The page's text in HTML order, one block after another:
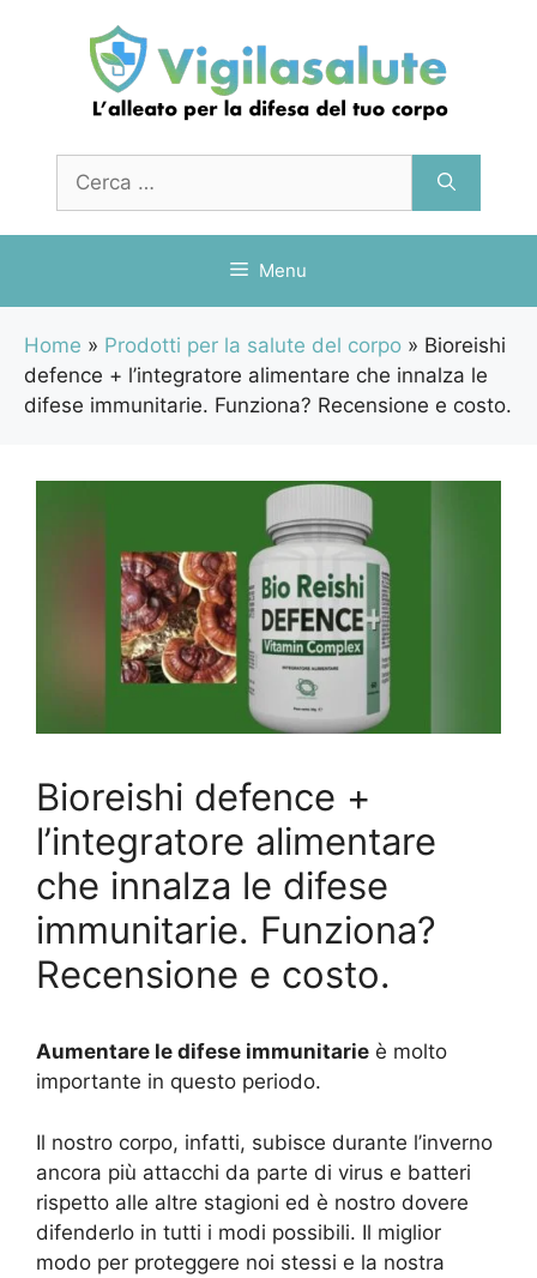
contenuto
per:
Menu
Home » Prodotti per la salute del corpo » Bioreishi
defence + l’integratore alimentare che innalza le
difese immunitarie. Funziona? Recensione e costo.
Bioreishi defence +
l’integratore alimentare
che innalza le difese
immunitarie. Funziona?
Recensione e costo.
Aumentare le difese immunitarie è molto
importante in questo periodo.
Il nostro corpo, infatti, subisce durante l’inverno
ancora più attacchi da parte di virus e batteri
rispetto alle altre stagioni ed è nostro dovere
difenderlo in tutti i modi possibili. Il miglior
modo per proteggere noi stessi e la nostra